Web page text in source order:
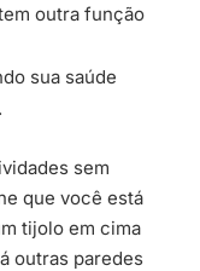
outra função
sua saúde
sem
que você está
tijolo em cima
outras paredes